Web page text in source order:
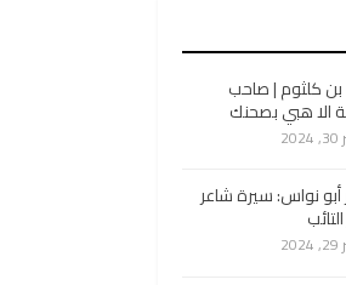
كلثوم | صاحب
الا هبي بصحنك
أبو نواس: سيرة شاعر